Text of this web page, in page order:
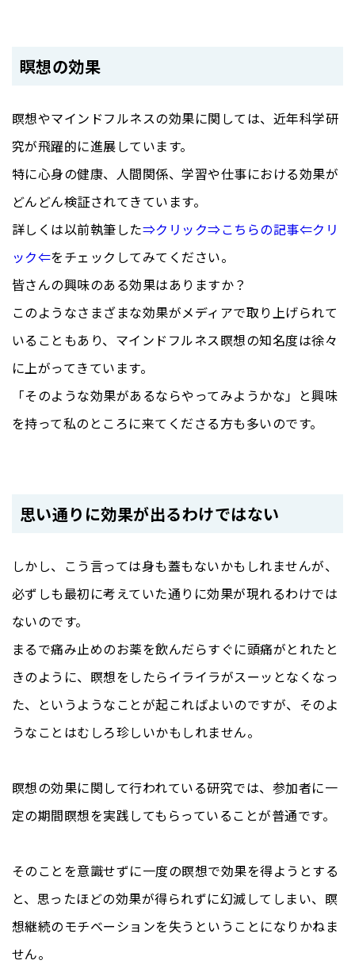
瞑想の効果
瞑想やマインドフルネスの効果に関しては、近年科学研
究が飛躍的に進展しています。
特に心身の健康、人間関係、学習や仕事における効果が
どんどん検証されてきています。
詳しくは以前執筆した⇒クリック⇒こちらの記事⇐クリ
ック⇐をチェックしてみてください。
皆さんの興味のある効果はありますか？
このようなさまざまな効果がメディアで取り上げられて
いることもあり、マインドフルネス瞑想の知名度は徐々
に上がってきています。
「そのような効果があるならやってみようかな」と興味
を持って私のところに来てくださる方も多いのです。
思い通りに効果が出るわけではない
しかし、こう言っては身も蓋もないかもしれませんが、
必ずしも最初に考えていた通りに効果が現れるわけでは
ないのです。
まるで痛み止めのお薬を飲んだらすぐに頭痛がとれたと
きのように、瞑想をしたらイライラがスーッとなくなっ
た、というようなことが起こればよいのですが、そのよ
うなことはむしろ珍しいかもしれません。
瞑想の効果に関して行われている研究では、参加者に一
定の期間瞑想を実践してもらっていることが普通です。
そのことを意識せずに一度の瞑想で効果を得ようとする
と、思ったほどの効果が得られずに幻滅してしまい、瞑
想継続のモチベーションを失うということになりかねま
せん。